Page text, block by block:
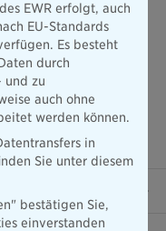
EWR erfolgt, auch
EU-Standards
Es besteht
durch
und zu
auch ohne
werden können.
in
Sie unter diesem
bestätigen Sie,
einverstanden